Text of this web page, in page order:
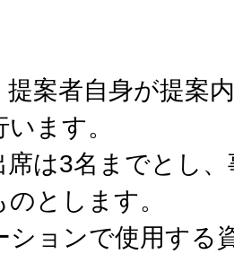
提案者自身が提案
ます。
席は3名までとし
とします。
ションで使用する